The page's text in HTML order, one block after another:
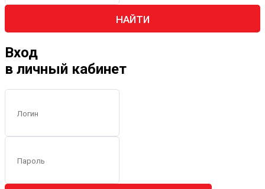
НАЙТИ
Вход
в личный кабинет